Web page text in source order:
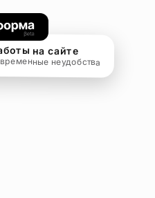
на сайте
неудобства